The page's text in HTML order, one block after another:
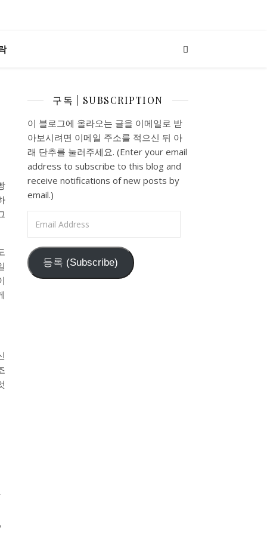
구독 | SUBSCRIPTION
이 블로그에 올라오는 글을 이메일로 받
아보시려면 이메일 주소를 적으신 뒤 아
래 단추를 눌러주세요. (Enter your email
address to subscribe to this blog and
receive notifications of new posts by
email.)
등록 (Subscribe)